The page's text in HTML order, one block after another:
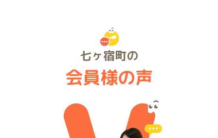
七ヶ宿町の
会員様の声